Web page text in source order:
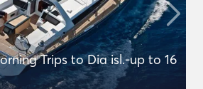
Trips to Dia isl.-up to 16